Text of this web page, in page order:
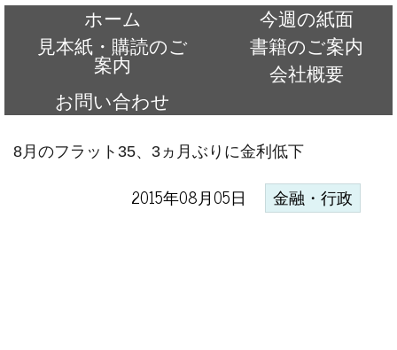
ホーム
今週の紙面
見本紙・購読のご
案内
書籍のご案内
会社概要
お問い合わせ
8月のフラット35、3ヵ月ぶりに金利低下
2015年08月05日 金融・行政